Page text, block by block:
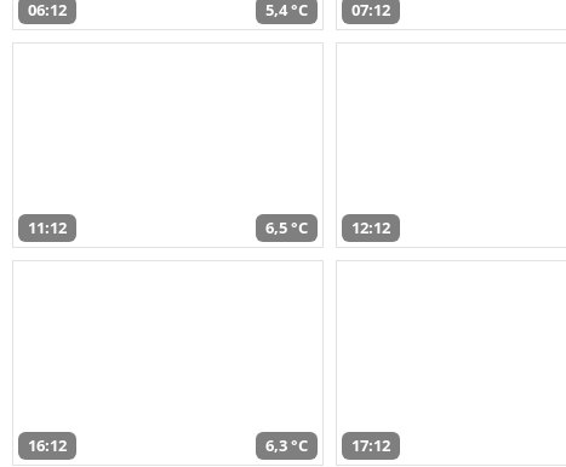
06:12 5,4 °C 07:12
11:12 6,5 °C 12:12
16:12 6,3 °C 17:12